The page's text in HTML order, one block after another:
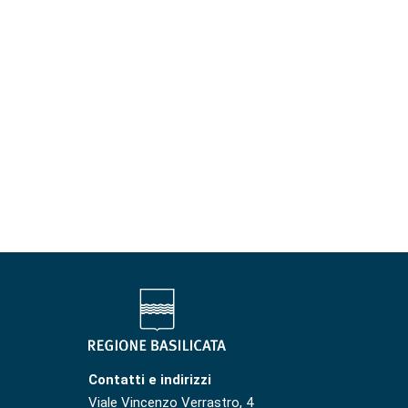
Contatti e indirizzi
Viale Vincenzo Verrastro, 4